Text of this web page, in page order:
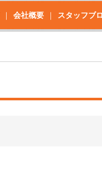
会社概要 スタッフブ